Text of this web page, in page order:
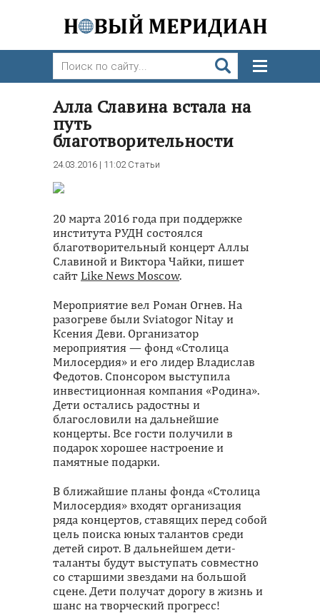
Алла Славина встала на
путь
благотворительности
24.03.2016 | 11:02 Статьи
20 марта 2016 года при поддержке
института РУДН состоялся
благотворительный концерт Аллы
Славиной и Виктора Чайки, пишет
сайт Like News Moscow.
Мероприятие вел Роман Огнев. На
разогреве были Sviatogor Nitay и
Ксения Деви. Организатор
мероприятия — фонд «Столица
Милосердия» и его лидер Владислав
Федотов. Спонсором выступила
инвестиционная компания «Родина».
Дети остались радостны и
благословили на дальнейшие
концерты. Все гости получили в
подарок хорошее настроение и
памятные подарки.
В ближайшие планы фонда «Столица
Милосердия» входят организация
ряда концертов, ставящих перед собой
цель поиска юных талантов среди
детей сирот. В дальнейшем дети-
таланты будут выступать совместно
со старшими звездами на большой
сцене. Дети получат дорогу в жизнь и
шанс на творческий прогресс!